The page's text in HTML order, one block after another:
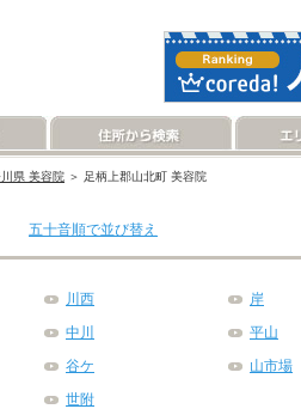
県 美容院 ＞ 足柄上郡山北町 美容院
五十音順で並び替え
川西
岸
中川
平山
谷ケ
山市場
世附